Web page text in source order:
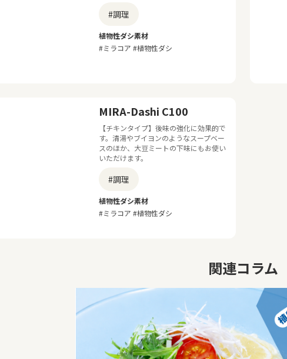
#調理
植物性ダシ素材
#ミラコア #植物性ダシ
MIRA-Dashi C100
【チキンタイプ】後味の強化に効果的で
す。清湯やブイヨンのようなスープベー
スのほか、大豆ミートの下味にもお使い
いただけます。
#調理
植物性ダシ素材
#ミラコア #植物性ダシ
関連コラム